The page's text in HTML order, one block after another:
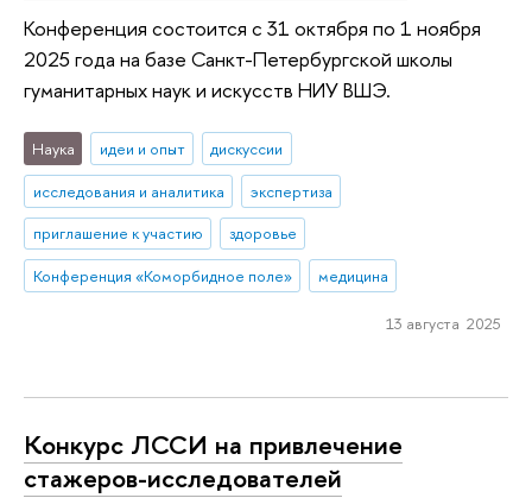
Конференция состоится с 31 октября по 1 ноября
2025 года на базе Санкт-Петербургской школы
гуманитарных наук и искусств НИУ ВШЭ.
Наука идеи и опыт
дискуссии
исследования и аналитика
экспертиза
приглашение к участию
здоровье
Конференция «Коморбидное поле»
медицина
13 августа 2025
Конкурс ЛССИ на привлечение
стажеров-исследователей